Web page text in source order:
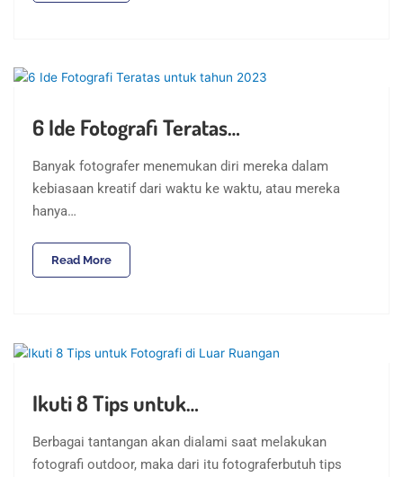
6 Ide Fotografi Teratas…
Banyak fotografer menemukan diri mereka dalam
kebiasaan kreatif dari waktu ke waktu, atau mereka
hanya…
Read More
Ikuti 8 Tips untuk…
Berbagai tantangan akan dialami saat melakukan
fotografi outdoor, maka dari itu fotograferbutuh tips